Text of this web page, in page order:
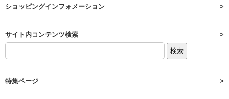
ショッピングインフォメーション
サイト内コンテンツ検索
特集ページ